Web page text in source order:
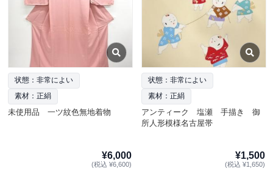
状態：非常によい
素材：正絹
未使用品 一ツ紋色無地着物
¥6,000
(税込 ¥6,600)
状態：非常によい
素材：正絹
アンティーク 塩瀬 手描き 御
所人形模様名古屋帯
¥1,500
(税込 ¥1,650)